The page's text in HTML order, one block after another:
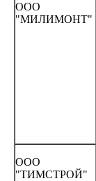
ООО
"МИЛИМОНТ"
ООО
"ТИМСТРОЙ"